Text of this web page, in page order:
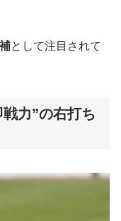
として注目されて
力”の右打ち